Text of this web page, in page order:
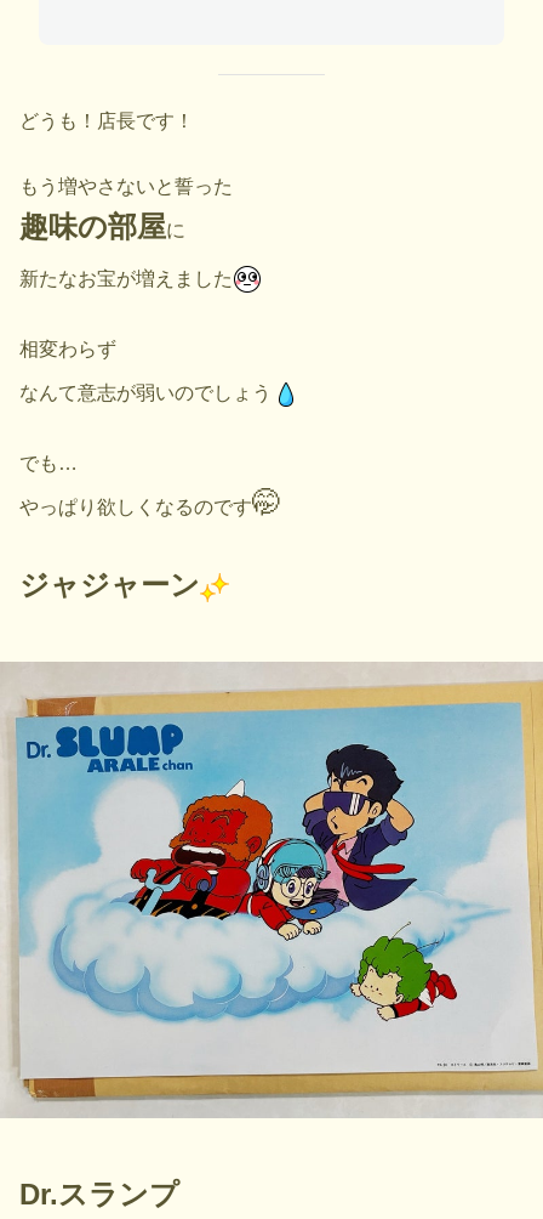
どうも！店長です！
もう増やさないと誓った
趣味の部屋に
新たなお宝が増えました
相変わらず
なんて意志が弱いのでしょう
でも…
やっぱり欲しくなるのです🤭
ジャジャーン
Dr.スランプ